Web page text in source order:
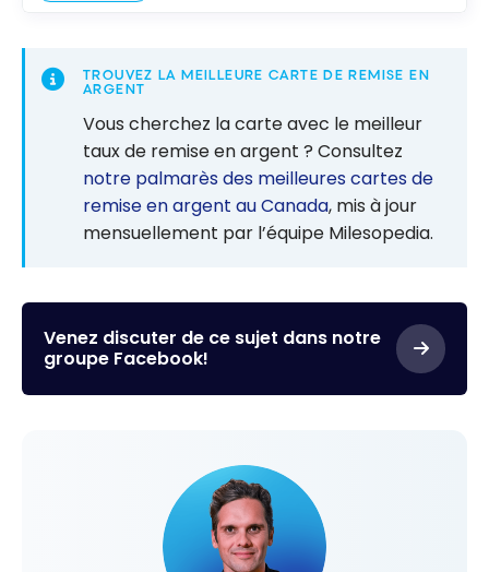
TROUVEZ LA MEILLEURE CARTE DE REMISE EN
ARGENT
Vous cherchez la carte avec le meilleur
taux de remise en argent ? Consultez
notre palmarès des meilleures cartes de
remise en argent au Canada, mis à jour
mensuellement par l’équipe Milesopedia.
Venez discuter de ce sujet dans notre
groupe Facebook!